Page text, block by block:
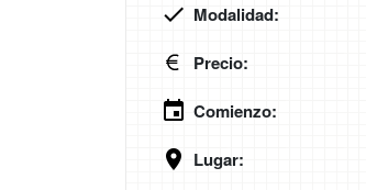
Modalidad:
Precio:
Comienzo:
Lugar: